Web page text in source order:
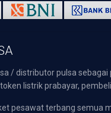
/ distributor pulsa
token listrik prabayar,
pesawat terbang semua